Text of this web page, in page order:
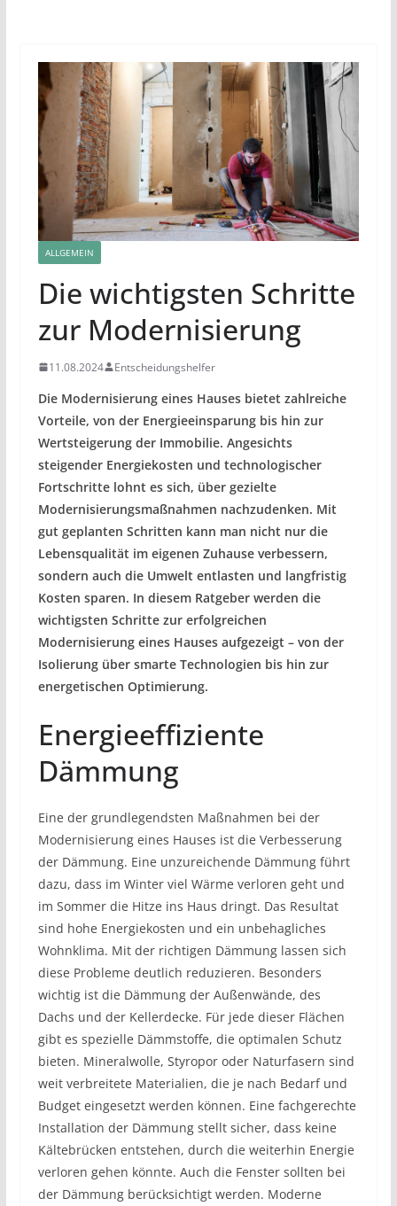
ALLGEMEIN
Die wichtigsten Schritte
zur Modernisierung
11.08.2024 Entscheidungshelfer
Die Modernisierung eines Hauses bietet zahlreiche
Vorteile, von der Energieeinsparung bis hin zur
Wertsteigerung der Immobilie. Angesichts
steigender Energiekosten und technologischer
Fortschritte lohnt es sich, über gezielte
Modernisierungsmaßnahmen nachzudenken. Mit
gut geplanten Schritten kann man nicht nur die
Lebensqualität im eigenen Zuhause verbessern,
sondern auch die Umwelt entlasten und langfristig
Kosten sparen. In diesem Ratgeber werden die
wichtigsten Schritte zur erfolgreichen
Modernisierung eines Hauses aufgezeigt – von der
Isolierung über smarte Technologien bis hin zur
energetischen Optimierung.
Energieeffiziente
Dämmung
Eine der grundlegendsten Maßnahmen bei der
Modernisierung eines Hauses ist die Verbesserung
der Dämmung. Eine unzureichende Dämmung führt
dazu, dass im Winter viel Wärme verloren geht und
im Sommer die Hitze ins Haus dringt. Das Resultat
sind hohe Energiekosten und ein unbehagliches
Wohnklima. Mit der richtigen Dämmung lassen sich
diese Probleme deutlich reduzieren. Besonders
wichtig ist die Dämmung der Außenwände, des
Dachs und der Kellerdecke. Für jede dieser Flächen
gibt es spezielle Dämmstoffe, die optimalen Schutz
bieten. Mineralwolle, Styropor oder Naturfasern sind
weit verbreitete Materialien, die je nach Bedarf und
Budget eingesetzt werden können. Eine fachgerechte
Installation der Dämmung stellt sicher, dass keine
Kältebrücken entstehen, durch die weiterhin Energie
verloren gehen könnte. Auch die Fenster sollten bei
der Dämmung berücksichtigt werden. Moderne